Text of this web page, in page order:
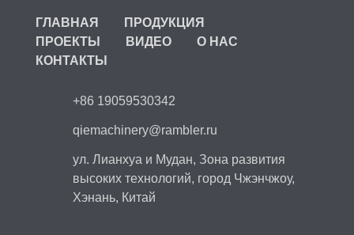
ГЛАВНАЯ
ПРОДУКЦИЯ
ПРОЕКТЫ
ВИДЕО
О НАС
КОНТАКТЫ
+86 19059530342
qiemachinery@rambler.ru
ул. Лианхуа и Мудан, Зона развития
высоких технологий, город Чжэнчжоу,
Хэнань, Китай